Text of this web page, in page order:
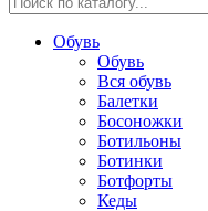
Обувь
Обувь
Вся обувь
Балетки
Босоножки
Ботильоны
Ботинки
Ботфорты
Кеды